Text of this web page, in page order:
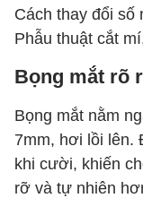
Cách thay đổi số
Phẫu thuật cắt
Bọng mắt rõ
Bọng mắt nằm
7mm, hơi lồi lên.
khi cười, khiến
rỡ và tự nhiên